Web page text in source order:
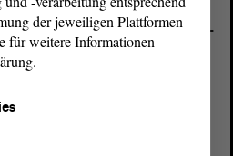
im Landtag von Sachsen-
der jeweiligen Plattformen
für weitere Informationen